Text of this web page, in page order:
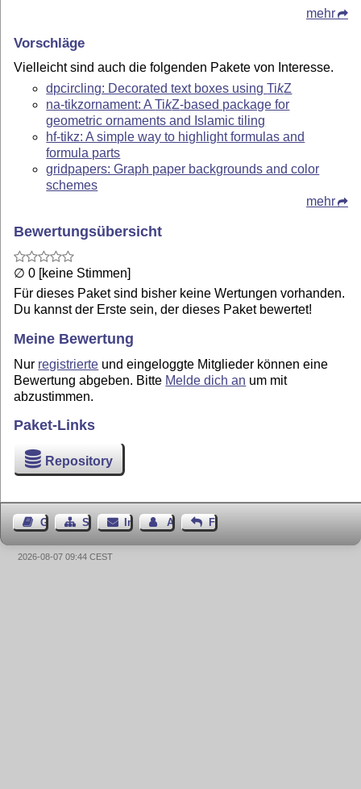
mehr
Vorschläge
Vielleicht sind auch die folgenden Pakete von Interesse.
dpcircling: Decorated text boxes usingTikZ
na-tikzornament: ATikZ-based package for
geometric ornaments and Islamic tiling
hf-tikz: A simple way to highlight formulas and
formula parts
gridpapers: Graph paper backgrounds and color
schemes
mehr
Bewertungsübersicht
∅ 0 [keine Stimmen]
Für dieses Paket sind bisher keine Wertungen vorhanden.
Du kannst der Erste sein, der dieses Paket bewertet!
Meine Bewertung
Nur registrierte und eingeloggte Mitglieder können eine
Bewertung abgeben. Bitte Melde dich an um mit
abzustimmen.
Paket-Links
Repository
GästebuchSeiten-Struktur
ImpressumAutor kontaktieren
Feedback
2026-08-07 09:44 CEST